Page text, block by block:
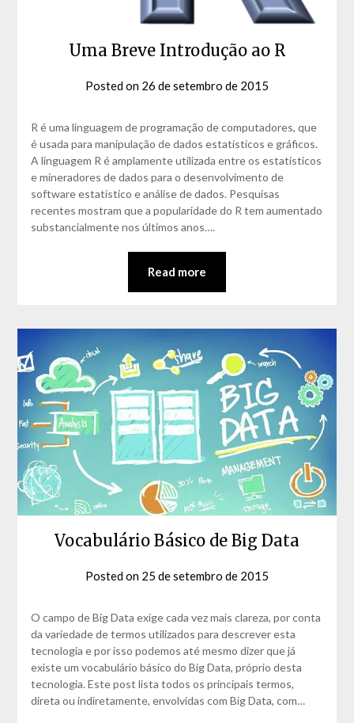
Uma Breve Introdução ao R
Posted on 26 de setembro de 2015
Matos
R é uma linguagem de programação de computadores, que
é usada para manipulação de dados estatísticos e gráficos.
A linguagem R é amplamente utilizada entre os estatísticos
e mineradores de dados para o desenvolvimento de
software estatístico e análise de dados. Pesquisas
recentes mostram que a popularidade do R tem aumentado
substancialmente nos últimos anos….
Read more
Vocabulário Básico de Big Data
Posted on 25 de setembro de 2015
Matos
O campo de Big Data exige cada vez mais clareza, por conta
da variedade de termos utilizados para descrever esta
tecnologia e por isso podemos até mesmo dizer que já
existe um vocabulário básico do Big Data, próprio desta
tecnologia. Este post lista todos os principais termos,
direta ou indiretamente, envolvidas com Big Data, com…